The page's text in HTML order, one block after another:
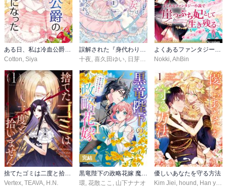
ある日、私は冷血公爵の娘になった
Cotton, Siya
誤解された『身代わりの魔女』は、国王から最初の恋と最後の恋を捧げられる（コミック）
十夜, 喜久田ゆい, 日芽野メノ
よくあるファンタジー小説で崖っぷち妃として生き残る
Nokki,AhBin
Vertex TEAVA H.N.
完結
環 花散ここ 山下ナナオ
優しいあなたを守る方法
Kim Jiei hound Han yujeong